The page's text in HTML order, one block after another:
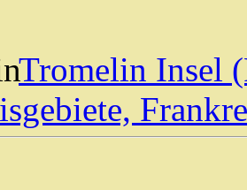
Tromelin Insel